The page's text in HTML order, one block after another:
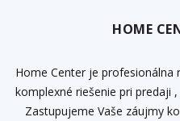
HOME
Home Center je profesionálna
komplexné riešenie pri predaji
Zastupujeme Vaše záujmy